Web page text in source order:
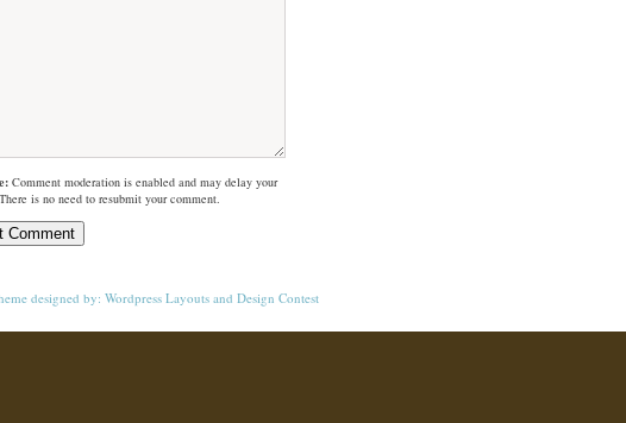
Comment moderation is enabled and may delay your
is no need to resubmit your comment.
designed by: Wordpress Layouts and Design Contest